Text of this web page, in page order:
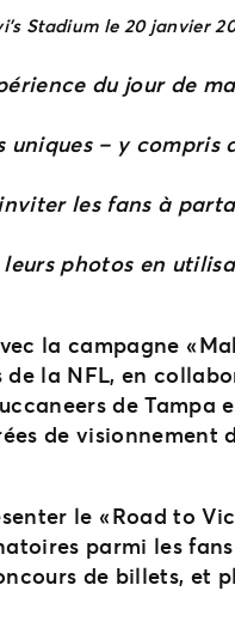
Stadium le 20 janvier
du jour de
– y compris
les fans à
photos en
la campagne «
de la NFL, en
de Tampa
de visionnement
le « Road to
parmi les
de billets, et